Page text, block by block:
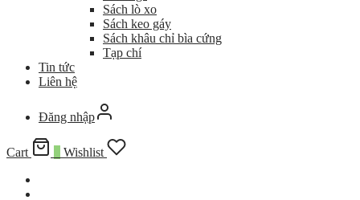
Sách lò xo
Sách keo gáy
Sách khâu chỉ bìa cứng
Tạp chí
Tin tức
Liên hệ
Đăng nhập
Cart Wishlist